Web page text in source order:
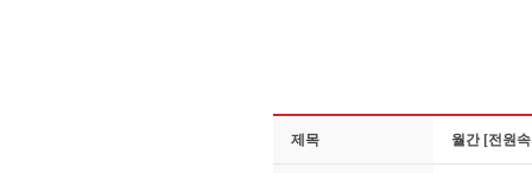
제목 월간 [전원